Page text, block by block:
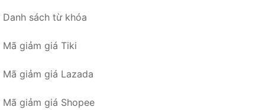
Danh sách từ khóa
Mã giảm giá Tiki
Mã giảm giá Lazada
Mã giảm giá Shopee